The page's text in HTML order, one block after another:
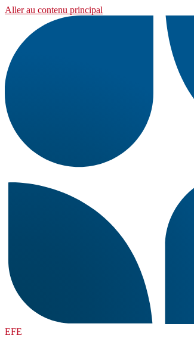
Aller au contenu principal
EFE